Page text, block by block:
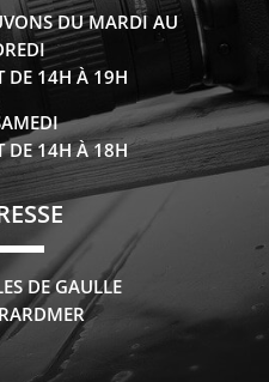
DU MARDI AU
DE 14H À 19H
DE 14H À 18H
DE GAULLE